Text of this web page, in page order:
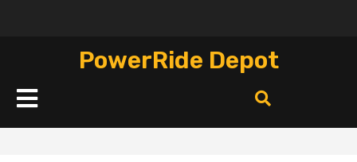
PowerRide Depot
Кнопка
Открыть